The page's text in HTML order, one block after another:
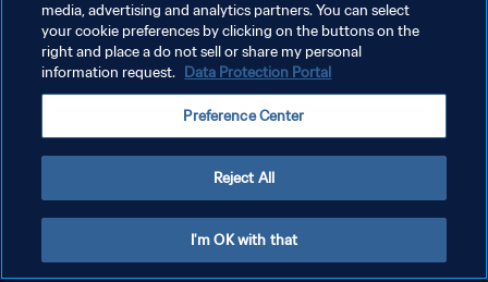
media, advertising and analytics partners. You can select
your cookie preferences by clicking on the buttons on the
right and place a do not sell or share my personal
information request. Data Protection Portal
Preference Center
Reject All
I'm OK with that